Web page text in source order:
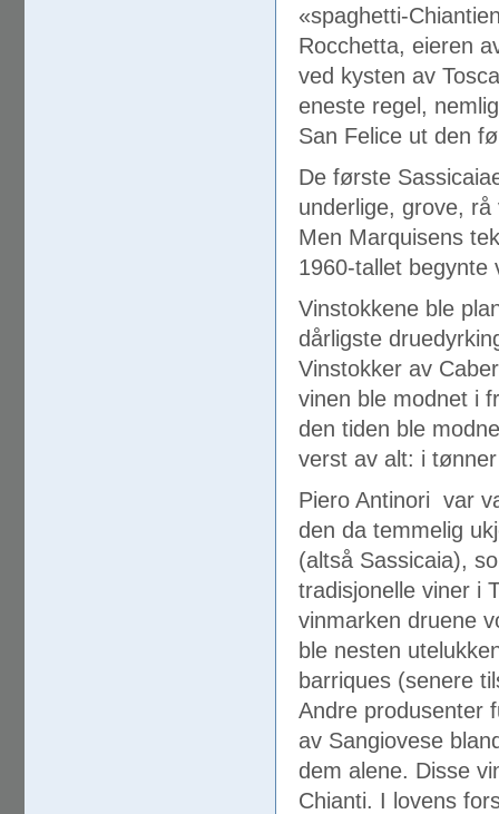
«spaghetti-
Rocchetta, eieren
ved kysten av
eneste regel,
San Felice ut den
De første
underlige, grove,
Men Marquisens
1960-tallet
Vinstokkene ble
dårligste
Vinstokker av
vinen ble modnet i
den tiden ble
verst av alt: i
Piero Antinori var
den da temmelig
(altså Sassicaia),
tradisjonelle viner i
vinmarken druene
ble nesten
barriques (senere
Andre produsenter
av Sangiovese
dem alene. Disse
Chianti. I lovens